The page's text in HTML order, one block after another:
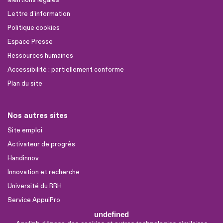
undefined
Lettre d'information
Politique cookies
Espace Presse
Ressources humaines
Accessibilité : partiellement conforme
Plan du site
Nos autres sites
Site emploi
Activateur de progrès
Handinnov
Innovation et recherche
Université du RRH
Service AppuiPro